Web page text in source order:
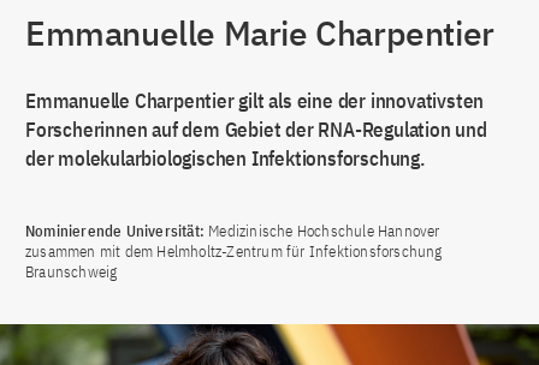
Emmanuelle Marie Charpentier
Emmanuelle Charpentier gilt als eine der innovativsten
Forscherinnen auf dem Gebiet der RNA-Regulation und
der molekularbiologischen Infektionsforschung.
Nominierende Universität: Medizinische Hochschule Hannover
zusammen mit dem Helmholtz-Zentrum für Infektionsforschung
Braunschweig